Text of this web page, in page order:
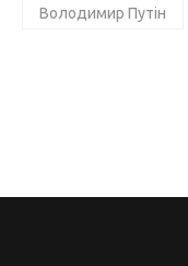
Володимир Путін